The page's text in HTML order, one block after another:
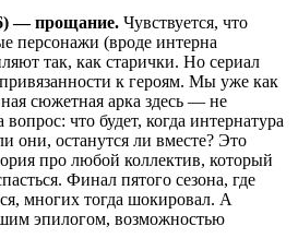
— прощание. Чувствуется, что
персонажи (вроде интерна
так, как старички. Но сериал
к героям. Мы уже как
сюжетная арка здесь — не
что будет, когда интернатура
они, останутся ли вместе? Это
про любой коллектив, который
Финал пятого сезона, где
многих тогда шокировал. А
эпилогом, возможностью